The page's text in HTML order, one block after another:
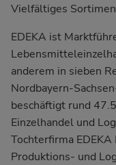
Vielfältiges
EDEKA ist
anderem in sieben
Nordbayern-
beschäftigt rund
Einzelhandel und
Tochterfirma
Produktions- und